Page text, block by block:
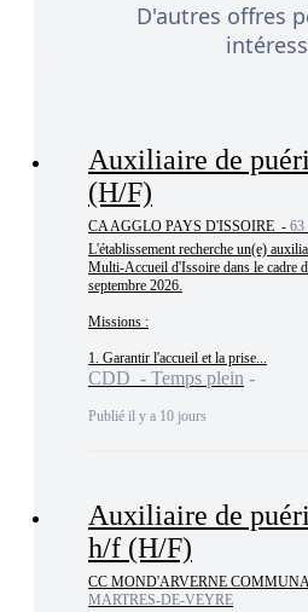
D'autres offres
Auxiliaire de
(H/F)
CA AGGLO PAYS D'ISSOIRE - 63
L'établissement recherche un(e)
Multi-Accueil d'Issoire dans le cadre
septembre 2026.
Missions :
1. Garantir l'accueil et la prise...
CDD - Temps plein
Publié il y a 10 jours
Auxiliaire de
h/f (H/F)
CC MOND'ARVERNE
MARTRES-DE-VEYRE